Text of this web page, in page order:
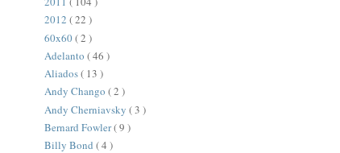
2012 ( 22 )
60x60( 2 )
Adelanto ( 46 )
Aliados( 13 )
Andy Chango ( 2 )
Andy Cherniavsky ( 3 )
Bernard Fowler( 9 )
Billy Bond ( 4 )